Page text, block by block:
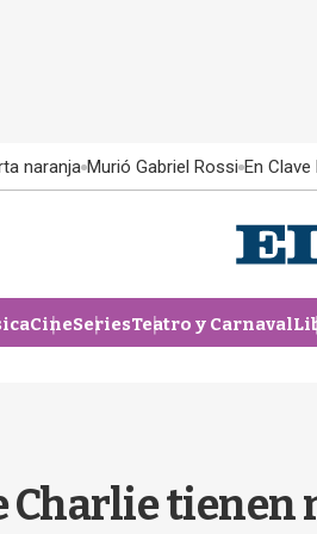
naranja Murió Gabriel Rossi En Clave
CineSeriesTeatro y Carnaval
Charlie tienen